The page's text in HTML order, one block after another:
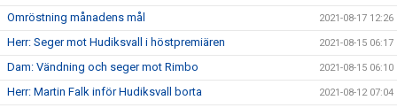
Omröstning månadens mål 2021-08-17 12:26
Herr: Seger mot Hudiksvall i höstpremiären 2021-08-15 06:17
Dam: Vändning och seger mot Rimbo 2021-08-15 06:10
Herr: Martin Falk inför Hudiksvall borta 2021-08-12 07:04